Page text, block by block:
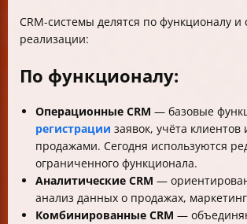
CRM-системы делятся по функционалу и
реализации:
По функционалу:
Операционные CRM — базовые
регистрации заявок, учёта
продажами. Сегодня используются
ограниченного функционала.
Аналитические CRM —
анализ данных о продажах,
Комбинированные CRM —